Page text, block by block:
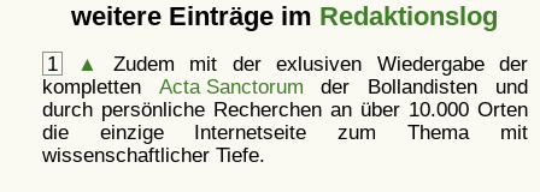
weitere Einträge im Redaktionslog
1 ▲
Zudem mit der exlusiven Wiedergabe der
kompletten Acta Sanctorum der Bollandisten und
durch persönliche Recherchen an über 10.000 Orten
die einzige Internetseite zum Thema mit
wissenschaftlicher Tiefe.